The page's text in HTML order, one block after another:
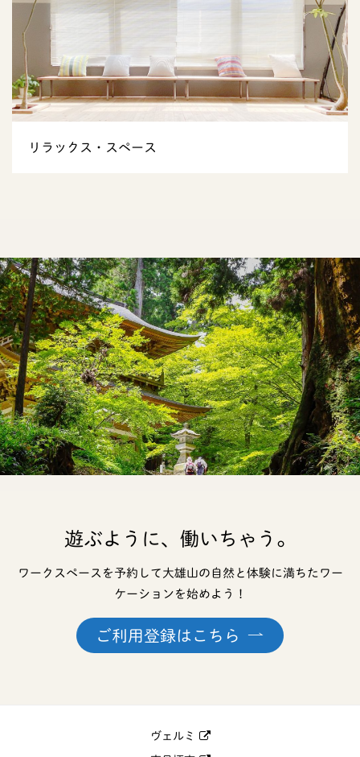
リラックス・スペース
遊ぶように、働いちゃう。
ワークスペースを予約して大雄山の自然と体験に満ちたワー
ケーションを始めよう！
ご利用登録はこちら
ヴェルミ